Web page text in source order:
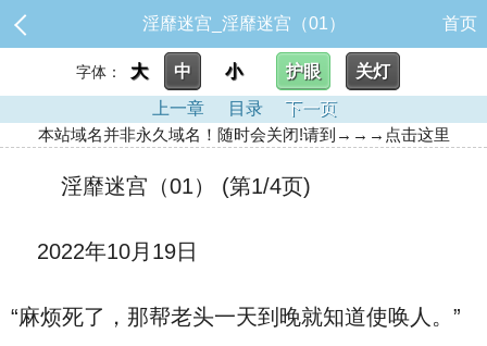
淫靡迷宫_淫靡迷宫（01） 首页
字体： 大 中 小 护眼
关灯
上一章
目录
下一页
本站域名并非永久域名！随时会关闭!请到→→→点击这里
淫靡迷宫（01） (第1/4页)
2022年10月19日
“麻烦死了，那帮老头一天到晚就知道使唤人。”